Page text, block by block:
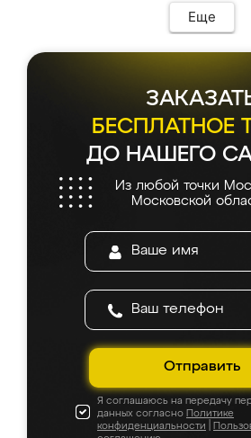
Еще
БЕСПЛАТНОЕ
ДО НАШЕГО
Из любой точки
Московской
Отправить
Я соглашаюсь на передачу
данных согласно Политике
конфиденциальности